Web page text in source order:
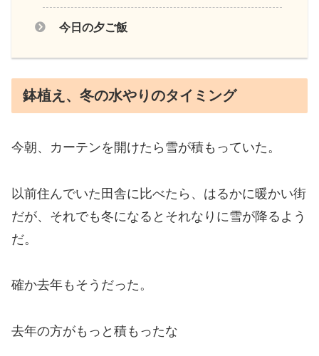
今日の夕ご飯
鉢植え、冬の水やりのタイミング
今朝、カーテンを開けたら雪が積もっていた。
以前住んでいた田舎に比べたら、はるかに暖かい街
だが、それでも冬になるとそれなりに雪が降るよう
だ。
確か去年もそうだった。
去年の方がもっと積もったな